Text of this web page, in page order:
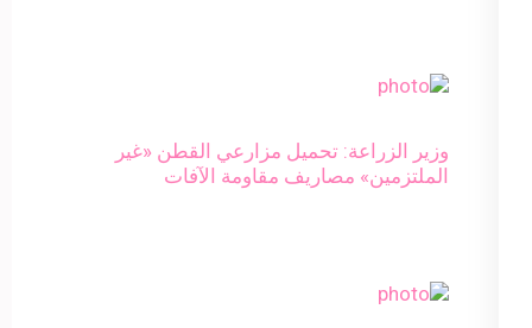
وزير الزراعة: تحميل مزارعي القطن «غير
الملتزمين» مصاريف مقاومة الآفات